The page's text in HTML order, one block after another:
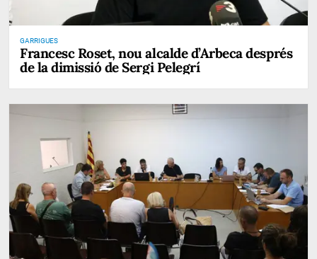
GARRIGUES
Francesc Roset, nou alcalde d’Arbeca després
de la dimissió de Sergi Pelegrí